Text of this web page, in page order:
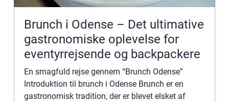
Brunch i Odense – Det ultimative
gastronomiske oplevelse for
eventyrrejsende og backpackere
En smagfuld rejse gennem “Brunch Odense”
Introduktion til brunch i Odense Brunch er en
gastronomisk tradition, der er blevet elsket af